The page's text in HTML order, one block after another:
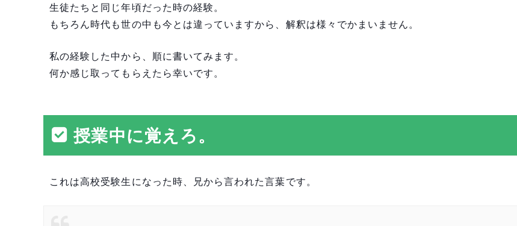
生徒たちと同じ年頃だった時の経験。
もちろん時代も世の中も今とは違っていますから、解釈は様々でかまいません。
私の経験した中から、順に書いてみます。
何か感じ取ってもらえたら幸いです。
授業中に覚えろ。
これは高校受験生になった時、兄から言われた言葉です。